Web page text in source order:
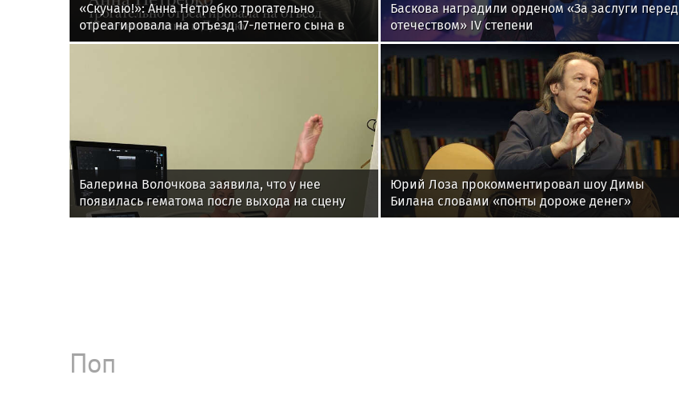
«Скучаю!»: Анна Нетребко трогательно
отреагировала на отъезд 17-летнего сына в
Данию
Баскова наградили орденом «За заслуги перед
отечеством» IV степени
Балерина Волочкова заявила, что у нее
появилась гематома после выхода на сцену
Юрий Лоза прокомментировал шоу Димы
Билана словами «понты дороже денег»
Поп